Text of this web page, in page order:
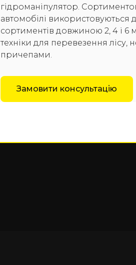
гідроманіпулятор.
автомобілі використовуються
сортиментів довжиною 2, 4 і 6
техніки для перевезення лісу,
причепами.
Замовити консультацію